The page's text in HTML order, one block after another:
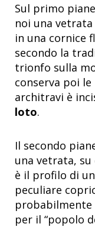
Sul primo
noi una
in una cornice
secondo la
trionfo sulla
conserva poi
architravi è
loto.
Il secondo
una vetrata,
è il profilo di un
peculiare
probabilmente
per il “popolo